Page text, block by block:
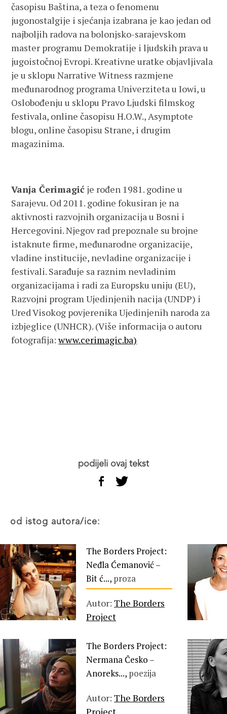
časopisu Baština, a teza o fenomenu
jugonostalgije i sjećanja izabrana je kao jedan od
najboljih radova na bolonjsko-sarajevskom
master programu Demokratije i ljudskih prava u
jugoistočnoj Evropi. Kreativne uratke objavljivala
je u sklopu Narrative Witness razmjene
međunarodnog programa Univerziteta u Iowi, u
Oslobođenju u sklopu Pravo Ljudski filmskog
festivala, online časopisu H.O.W., Asymptote
blogu, online časopisu Strane, i drugim
magazinima.
Vanja Čerimagić je rođen 1981. godine u
Sarajevu. Od 2011. godine fokusiran je na
aktivnosti razvojnih organizacija u Bosni i
Hercegovini. Njegov rad prepoznale su brojne
istaknute firme, međunarodne organizacije,
vladine institucije, nevladine organizacije i
festivali. Sarađuje sa raznim nevladinim
organizacijama i radi za Europsku uniju (EU),
Razvojni program Ujedinjenih nacija (UNDP) i
Ured Visokog povjerenika Ujedinjenih naroda za
izbjeglice (UNHCR). (Više informacija o autoru
fotografija:www.cerimagic.ba)
podijeli ovaj tekst
od istog autora/ice:
The Borders Project:
Neđla Ćemanović –
Bit ć..., proza
Autor: The Borders
Project
The Borders Project:
Nermana Česko –
Anoreks..., poezija
Autor: The Borders
Project